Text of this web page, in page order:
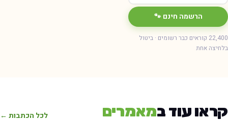
הרשמה חינם 🐾
22,400 קוראים כבר רשומים · ביטול
אחת
עוד במאמרים לכל הכתבות ←